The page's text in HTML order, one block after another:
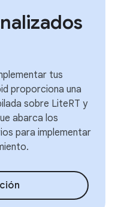
tus
proporciona una
sobre LiteRT y
abarca los
para implementar